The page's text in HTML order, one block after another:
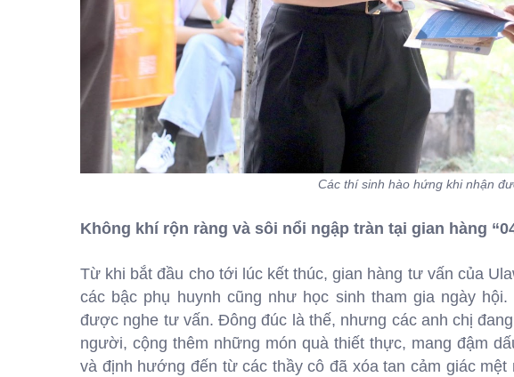
Các thí sinh hào hứng khi nhận
Không khí rộn ràng và sôi nổi ngập tràn tại gian hàng
Từ khi bắt đầu cho tới lúc kết thúc, gian hàng tư vấn của
các bậc phụ huynh cũng như học sinh tham gia ngày
được nghe tư vấn. Đông đúc là thế, nhưng các anh chị
người, cộng thêm những món quà thiết thực, mang đậm
và định hướng đến từ các thầy cô đã xóa tan cảm giác